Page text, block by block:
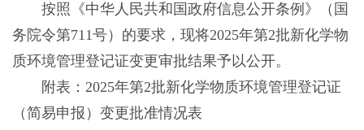
按照《中华人民共和国政府信息公开条例》（国
务院令第711号）的要求，现将2025年第2批新化学物
质环境管理登记证变更审批结果予以公开。
附表：2025年第2批新化学物质环境管理登记证
（简易申报）变更批准情况表